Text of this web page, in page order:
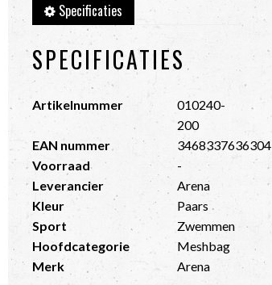
Specificaties
SPECIFICATIES
Artikelnummer
010240-
200
EAN nummer
3468337636304
Voorraad
-
Leverancier
Arena
Kleur
Paars
Sport
Zwemmen
Hoofdcategorie
Meshbag
Merk
Arena